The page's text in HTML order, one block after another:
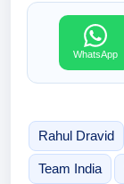
WhatsApp
Rahul Dravid
Team India